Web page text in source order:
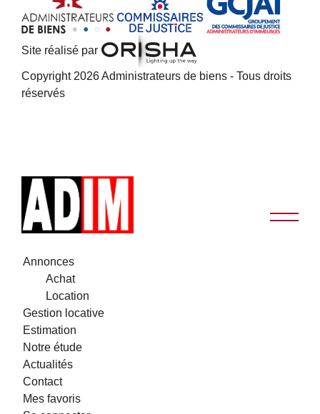
Site réalisé par
Copyright 2026 Administrateurs de biens - Tous droits
réservés
Annonces
Achat
Location
Gestion locative
Estimation
Notre étude
Actualités
Contact
Mes favoris